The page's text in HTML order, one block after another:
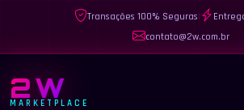
Transações 100% Seguras|
contato@2w.com.br
2W
MARKETPLACE